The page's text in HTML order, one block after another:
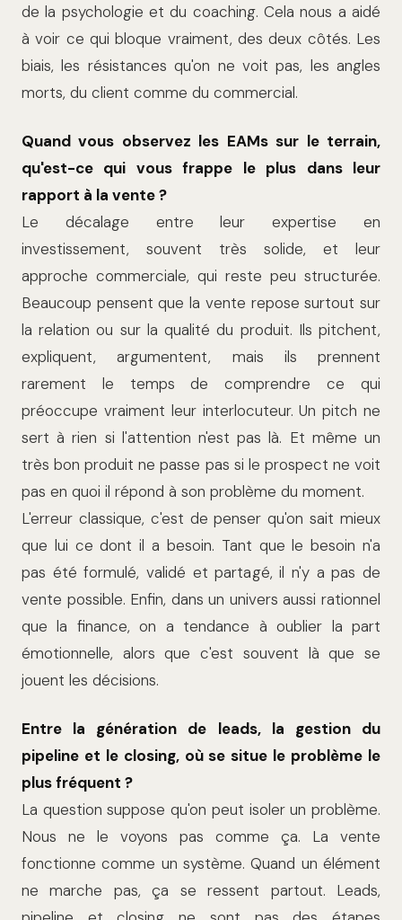
de la psychologie et du coaching. Cela nous a aidé
à voir ce qui bloque vraiment, des deux côtés. Les
biais, les résistances qu'on ne voit pas, les angles
morts, du client comme du commercial.
Quand vous observez les EAMs sur le terrain,
qu'est-ce qui vous frappe le plus dans leur
rapport à la vente ?
Le décalage entre leur expertise en
investissement, souvent très solide, et leur
approche commerciale, qui reste peu structurée.
Beaucoup pensent que la vente repose surtout sur
la relation ou sur la qualité du produit. Ils pitchent,
expliquent, argumentent, mais ils prennent
rarement le temps de comprendre ce qui
préoccupe vraiment leur interlocuteur. Un pitch ne
sert à rien si l'attention n'est pas là. Et même un
très bon produit ne passe pas si le prospect ne voit
pas en quoi il répond à son problème du moment.
L'erreur classique, c'est de penser qu'on sait mieux
que lui ce dont il a besoin. Tant que le besoin n'a
pas été formulé, validé et partagé, il n'y a pas de
vente possible. Enfin, dans un univers aussi rationnel
que la finance, on a tendance à oublier la part
émotionnelle, alors que c'est souvent là que se
jouent les décisions.
Entre la génération de leads, la gestion du
pipeline et le closing, où se situe le problème le
plus fréquent ?
La question suppose qu'on peut isoler un problème.
Nous ne le voyons pas comme ça. La vente
fonctionne comme un système. Quand un élément
ne marche pas, ça se ressent partout. Leads,